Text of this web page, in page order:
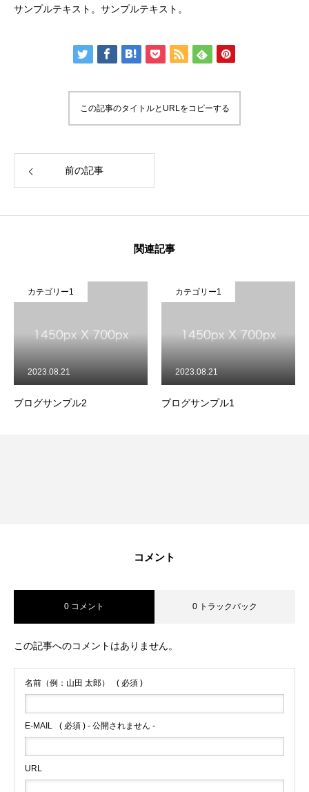
COMPANY 会社を知る
RECRUIT 採用を知る
サンプルテキスト。サンプルテキスト。
この記事のタイトルとURLをコピーする
前の記事
関連記事
カテゴリー1
グサンプル2
2023.08.21
カテゴリー1
ブログサンプル1
2023.08.21
コメント
0 コメント 0 トラックバック
この記事へのコメントはありません。
名前（例：山田 太郎） ( 必須 )
E-MAIL ( 必須 ) - 公開されません -
URL